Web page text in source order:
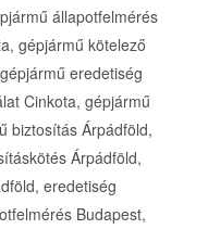
állapotfelmérés
gépjármű kötelező
eredetiség
Cinkota, gépjármű
biztosítás Árpádföld,
Árpádföld,
eredetiség
Budapest,